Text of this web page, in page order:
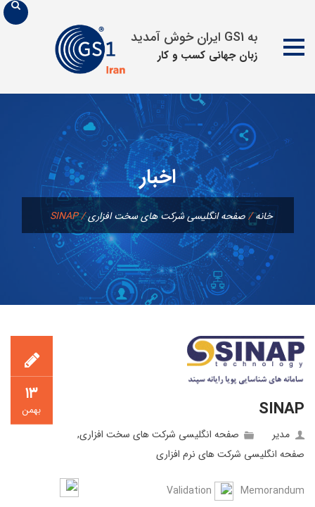
به GS1 ایران خوش آمدید
زبان جهانی كسب و كار
محتوا
اخبار
خانه/صفحه انگلیسی شرکت های سخت افزاری/
SINAP
۱۳
بهمن SINAP
مدیر صفحه انگلیسی شرکت های سخت افزاری,
صفحه انگلیسی شرکت های نرم افزاری
Validation Memorandum